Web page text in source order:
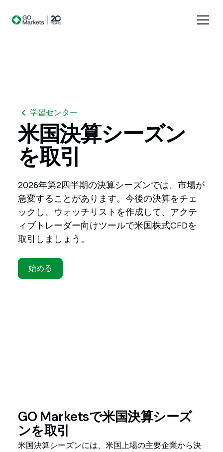
学習センター
米国決算シーズン
を取引
2026年第2四半期の決算シーズンでは、市場が
急変することがあります。今後の決算をチェ
ックし、ウォッチリストを作成して、アクテ
ィブトレーダー向けツールで米国株式CFDを
取引しましょう。
始める
GO Marketsで米国決算シーズ
ンを取引
米国決算シーズンには、米国上場の主要企業から決